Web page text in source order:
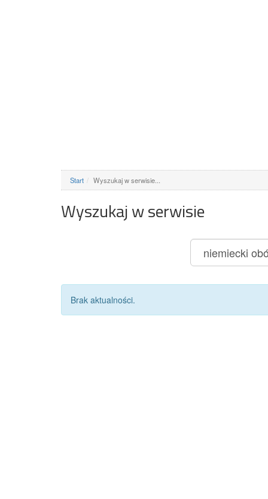
Start Wyszukaj w serwisie...
Wyszukaj w serwisie
Brak aktualności.